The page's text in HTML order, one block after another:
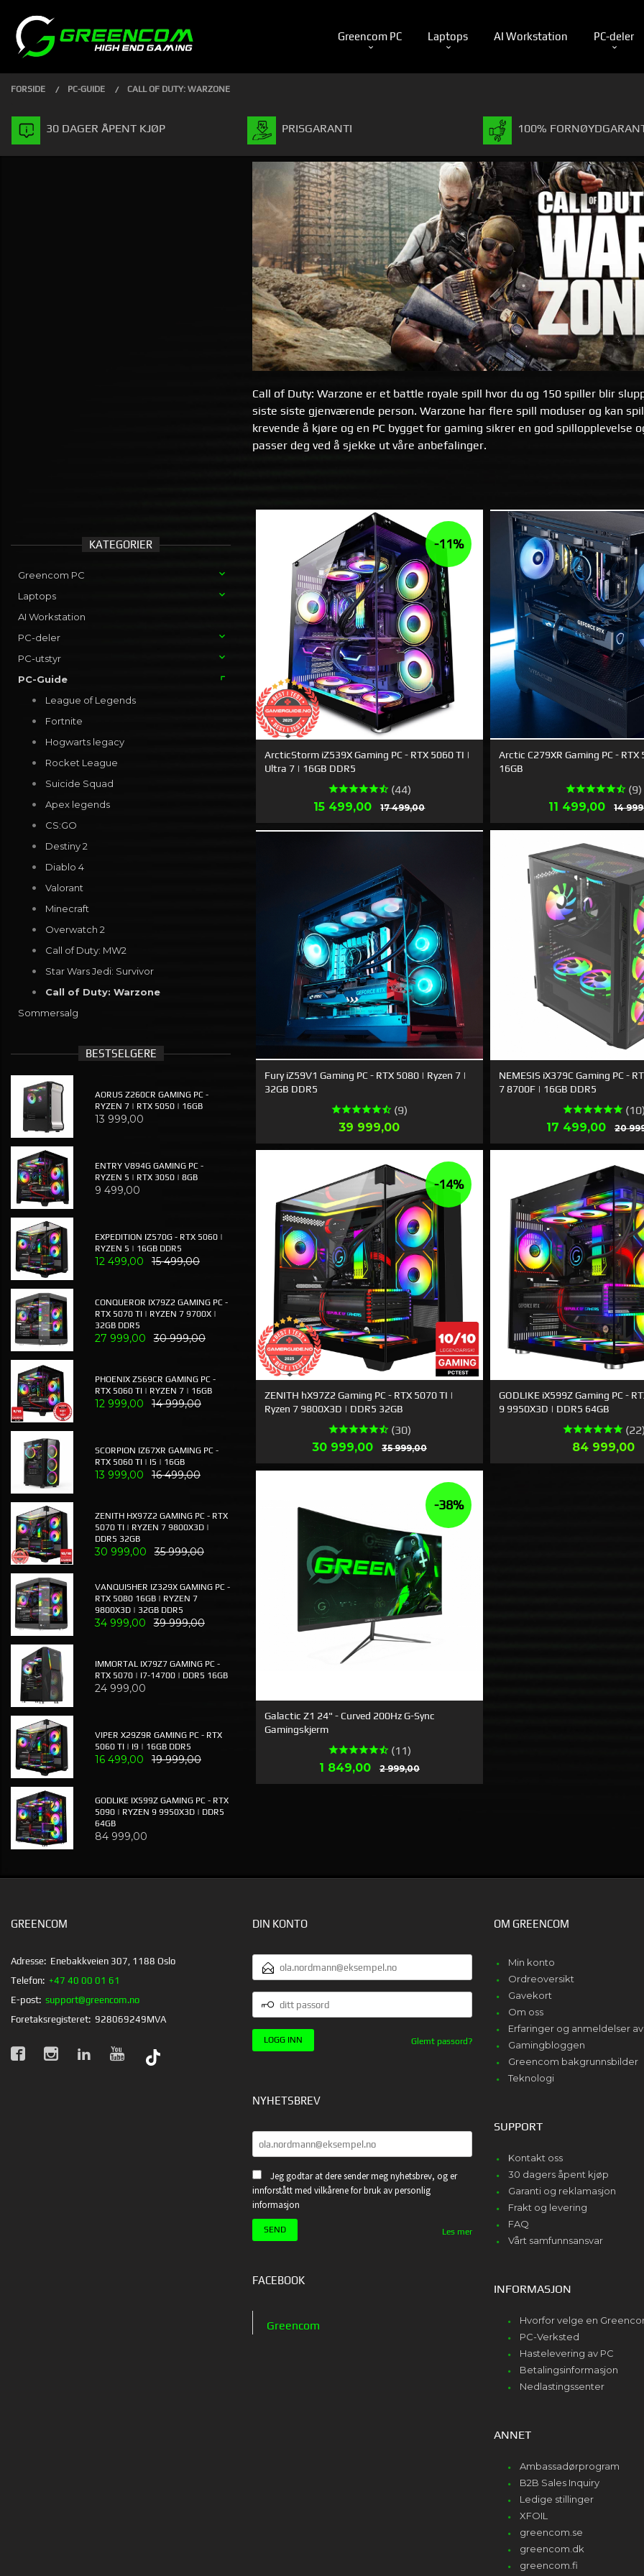
innholdet
PRODUKTER
Greencom PC Laptops AI Workstation PC-deler
FORSIDE PC-GUIDE CALL OF DUTY: WARZONE
30 DAGER ÅPENT KJØP PRISGARANTI 100%
Call of Duty: Warzone er et battle royale spill hvor du og 150 spiller blir
siste siste gjenværende person. Warzone har flere spill moduser og kan
krevende å kjøre og en PC bygget for gaming sikrer en god spillopplevelse
passer deg ved å sjekke ut våre anbefalinger.
ArcticStorm iZ539X Gaming PC - RTX 5060 TI |
Ultra 7 | 16GB DDR5
(44)
Tilbud
15 499,00 17 499,00Rabatt
-11%
Arctic C279XR Gaming PC - RTX
16GB
(9)
Tilbud
11 499,00 14
LES MER
Fury iZ59V1 Gaming PC - RTX 5080 | Ryzen 7 |
32GB DDR5
(9)
Pris
39 999,00
LES MER
NEMESIS iX379C Gaming PC -
7 8700F | 16GB DDR5
(10)
Tilbud
17 499,00 20
LES MER
ZENITH hX97Z2 Gaming PC - RTX 5070 TI |
Ryzen 7 9800X3D | DDR5 32GB
(30)
Tilbud
30 999,00 35 999,00Rabatt
-14%
GODLIKE iX599Z Gaming PC -
9 9950X3D | DDR5 64GB
(22)
Pris
84 999,00
Galactic Z1 24" - Curved 200Hz G-Sync
Gamingskjerm
(11)
Tilbud
1 849,00 2 999,00Rabatt
-38%
KATEGORIER
Greencom PC
Laptops
AI Workstation
PC-deler
PC-utstyr
PC-Guide
League of Legends
Fortnite
Hogwarts legacy
Rocket League
Suicide Squad
Apex legends
CS:GO
Destiny 2
Diablo 4
Valorant
Minecraft
Overwatch 2
Call of Duty: MW2
Star Wars Jedi: Survivor
Call of Duty: Warzone
Sommersalg
BESTSELGERE
AORUS Z260CR GAMING PC -
RYZEN 7 | RTX 5050 | 16GB
13 999,00
ENTRY V894G GAMING PC -
RYZEN 5 | RTX 3050 | 8GB
9 499,00
EXPEDITION IZ570G - RTX 5060 |
RYZEN 5 | 16GB DDR5
12 499,00 15 499,00
CONQUEROR IX79Z2 GAMING PC -
RTX 5070 TI | RYZEN 7 9700X |
32GB DDR5
27 999,00 30 999,00
PHOENIX Z569CR GAMING PC -
RTX 5060 TI | RYZEN 7 | 16GB
12 999,00 14 999,00
SCORPION IZ67XR GAMING PC -
RTX 5060 TI | I5 | 16GB
13 999,00 16 499,00
ZENITH HX97Z2 GAMING PC - RTX
5070 TI | RYZEN 7 9800X3D |
DDR5 32GB
30 999,00 35 999,00
VANQUISHER IZ329X GAMING PC -
RTX 5080 16GB | RYZEN 7
9800X3D | 32GB DDR5
34 999,00 39 999,00
IMMORTAL IX79Z7 GAMING PC -
RTX 5070 | I7-14700 | DDR5 16GB
24 999,00
VIPER X29Z9R GAMING PC - RTX
5060 TI | I9 | 16GB DDR5
16 499,00 19 999,00
GODLIKE IX599Z GAMING PC - RTX
5090 | RYZEN 9 9950X3D | DDR5
64GB
84 999,00
GREENCOM
Adresse: Enebakkveien 307, 1188 Oslo
Telefon: +47 40 00 01 61
E-post: support@greencom.no
Foretaksregisteret: 928069249MVA
DIN KONTO
POSTADRESSE
PASSORD
Glemt passord?
NYHETSBREV
Jeg godtar at dere sender meg nyhetsbrev, og er
innforstått med vilkårene for bruk av personlig
informasjon
Les mer
FACEBOOK
Greencom
OM GREENCOM
Min konto
Ordreoversikt
Gavekort
Om oss
Erfaringer og anmeldelser
Gamingbloggen
Greencom bakgrunnsbilder
Teknologi
SUPPORT
Kontakt oss
30 dagers åpent kjøp
Garanti og reklamasjon
Frakt og levering
FAQ
Vårt samfunnsansvar
INFORMASJON
Hvorfor velge en
PC-Verksted
Hastelevering av PC
Betalingsinformasjon
Nedlastingssenter
ANNET
Ambassadørprogram
B2B Sales Inquiry
Ledige stillinger
XFOIL
greencom.se
greencom.dk
greencom.fi